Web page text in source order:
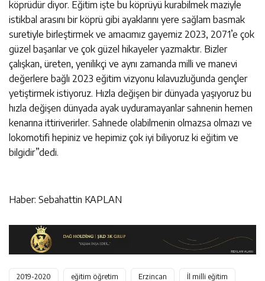
köprüdür diyor. Eğitim işte bu köprüyü kurabilmek maziyle
istikbal arasını bir köprü gibi ayaklarını yere sağlam basmak
suretiyle birleştirmek ve amacımız gayemiz 2023, 2071’e çok
güzel başarılar ve çok güzel hikayeler yazmaktır. Bizler
çalışkan, üreten, yenilikçi ve aynı zamanda milli ve manevi
değerlere bağlı 2023 eğitim vizyonu kılavuzluğunda gençler
yetiştirmek istiyoruz. Hızla değişen bir dünyada yaşıyoruz bu
hızla değişen dünyada ayak uyduramayanlar sahnenin hemen
kenarına ittiriverirler. Sahnede olabilmenin olmazsa olmazı ve
lokomotifi hepiniz ve hepimiz çok iyi biliyoruz ki eğitim ve
bilgidir”dedi.
Haber: Sebahattin KAPLAN
2019-2020 eğitim öğretim Erzincan İl milli eğitim